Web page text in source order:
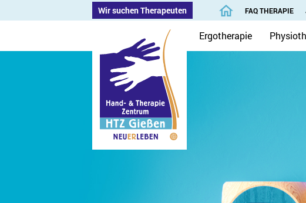
Wir suchen Therapeuten FAQ THERAPIE
Ergotherapie